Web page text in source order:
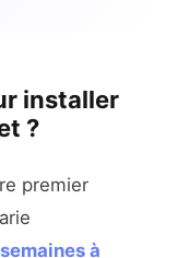
installer
?
premier
à